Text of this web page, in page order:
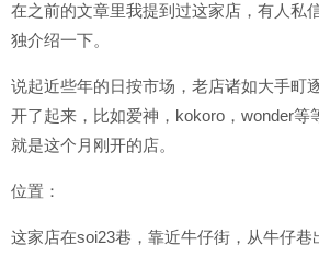
在之前的文章里我提到过这家店，有人私
独介绍一下。
说起近些年的日按市场，老店诸如大手町
开了起来，比如爱神，kokoro，wonder等
就是这个月刚开的店。
位置：
这家店在soi23巷，靠近牛仔街，从牛仔巷